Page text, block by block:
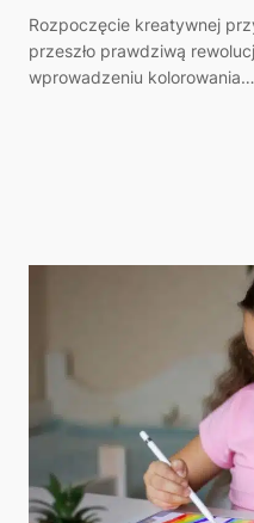
Rozpoczęcie kreatywnej
przeszło prawdziwą
wprowadzeniu kolorowania…